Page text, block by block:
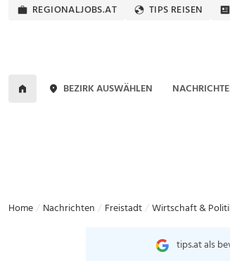
REGIONALJOBS.AT TIPS REISEN
BEZIRK AUSWÄHLEN
Home Nachrichten Freistadt Wirtschaft &
tips.at als